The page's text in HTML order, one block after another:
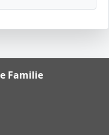
Familie